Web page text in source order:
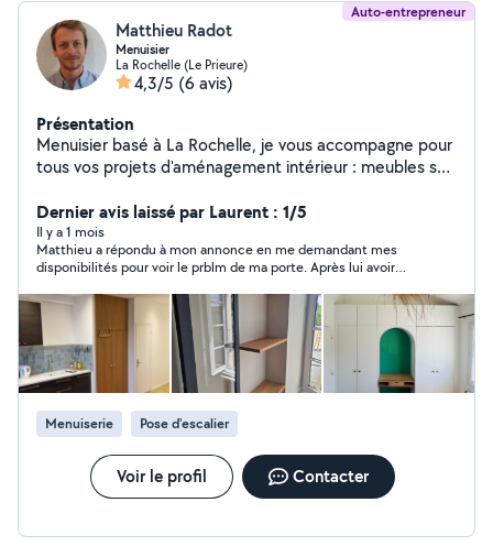
Auto-entrepreneur
Matthieu Radot
Menuisier
La Rochelle (Le Prieure)
4,3/5 (6 avis)
Présentation
Menuisier basé à La Rochelle, je vous accompagne pour
tous vos projets d'aménagement intérieur : meubles sur
aussi pour des petits travaux à domicile ou des
chantiers plus conséquents (parquet, cuisine, terrasse,
menuiseries, cloisons, clôtures). Je me déplace en
centre-ville, dans les environs et sur l'île de Ré. À
l'écoute, réactif et soigneux, je propose un travail de
qualité, avec garantie décennale sur les ouvrages
concernés.
Dernier avis laissé par Laurent : 1/5
Il y a 1 mois
Matthieu a répondu à mon annonce en me demandant mes
disponibilités pour voir le prblm de ma porte. Après lui avoir
sollicitant à nveau. Personne non sérieuse.
Menuiserie Pose d'escalier
Voir le profil Contacter